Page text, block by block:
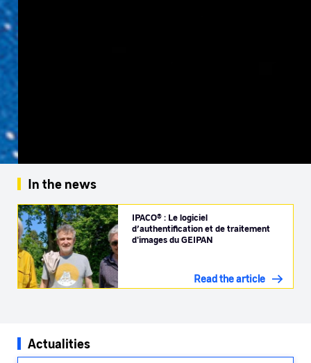
In the news
IPACO® : Le logiciel
d’authentification et de traitement
d'images du GEIPAN
Read the article
Actualities